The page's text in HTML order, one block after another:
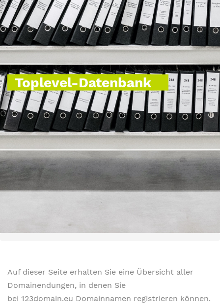
Toplevel-Datenbank
Auf dieser Seite erhalten Sie eine Übersicht aller
Domainendungen, in denen Sie
bei 123domain.eu Domainnamen registrieren können.